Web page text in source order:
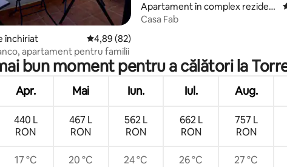
92 recenzii
închiriat Scor mediu de 4,89 din 5, 82 recenzii
4,89 (82)
apartament pentru familii
Apartament în complex rezidenț
ial
Casa Fab
bun moment pentru a călători la
Apr. Mai Iun. Iul. Aug.
440 L
RON
467 L
RON
562 L
RON
662 L
RON
757 L
RON
17 °C 20 °C 24 °C 26 °C 27 °C